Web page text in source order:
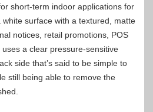
short-term indoor applications for
surface with a textured, matte
notices, retail promotions, POS
a clear pressure-sensitive
side that’s said to be simple to
still being able to remove the